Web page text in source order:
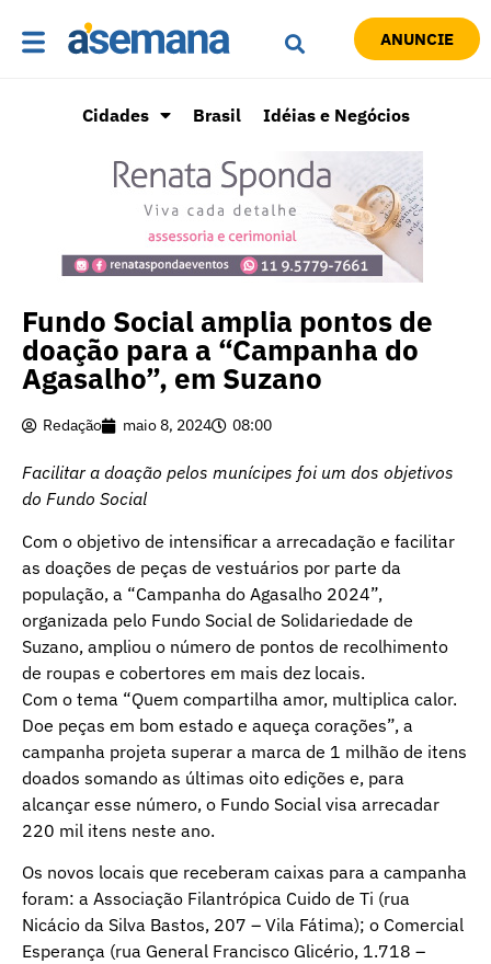
ANUNCIE
Cidades Brasil Idéias e Negócios
Fundo Social amplia pontos de
doação para a “Campanha do
Agasalho”, em Suzano
Redação maio 8, 2024 08:00
Facilitar a doação pelos munícipes foi um dos objetivos
do Fundo Social
Com o objetivo de intensificar a arrecadação e facilitar
as doações de peças de vestuários por parte da
população, a “Campanha do Agasalho 2024”,
organizada pelo Fundo Social de Solidariedade de
Suzano, ampliou o número de pontos de recolhimento
de roupas e cobertores em mais dez locais.
Com o tema “Quem compartilha amor, multiplica calor.
Doe peças em bom estado e aqueça corações”, a
campanha projeta superar a marca de 1 milhão de itens
doados somando as últimas oito edições e, para
alcançar esse número, o Fundo Social visa arrecadar
220 mil itens neste ano.
Os novos locais que receberam caixas para a campanha
foram: a Associação Filantrópica Cuido de Ti (rua
Nicácio da Silva Bastos, 207 – Vila Fátima); o Comercial
Esperança (rua General Francisco Glicério, 1.718 –